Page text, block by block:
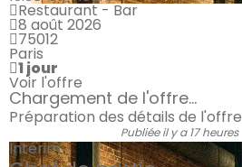
Restaurant - Bar
8 août 2026
75012
Paris
1 jour
Voir l'offre
Chargement de l'offre...
Préparation des détails de l'offre
Publiée il y a 17 heures
Intérim